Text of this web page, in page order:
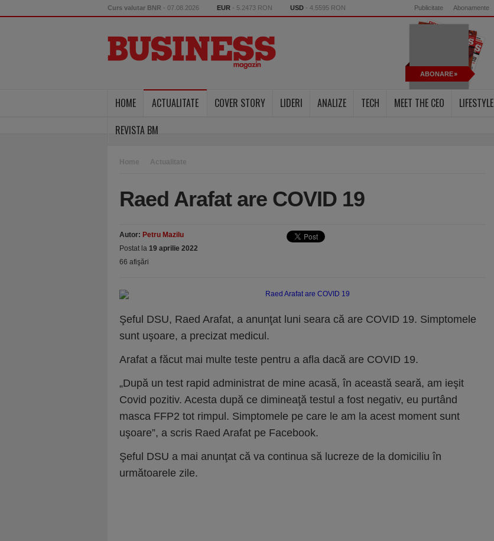
Curs valutar BNR - 07.08.2026 EUR - 5.2473 RON USD - 4.5595 RON Publicitate Abonamente
ABONARE
HOME ACTUALITATE COVER STORY LIDERI ANALIZE TECH MEET THE CEO LIFESTYLE
REVISTA BM
Home Actualitate
Raed Arafat are COVID 19
Autor: Petru Mazilu
Postat la 19 aprilie 2022
66 afişări
Şeful DSU, Raed Arafat, a anunţat luni seara că are COVID 19. Simptomele
sunt uşoare, a precizat medicul.
Arafat a făcut mai multe teste pentru a afla dacă are COVID 19.
„După un test rapid administrat de mine acasă, în această seară, am ieşit
Covid pozitiv. Acesta după ce dimineaţă testul a fost negativ, eu purtând
masca FFP2 tot rimpul. Simptomele pe care le am la acest moment sunt
uşoare”, a scris Raed Arafat pe Facebook.
Şeful DSU a mai anunţat că va continua să lucreze de la domiciliu în
următoarele zile.